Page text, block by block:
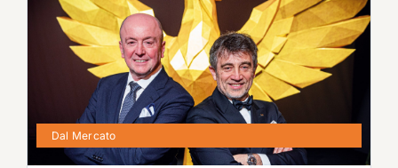
Dal Mercato